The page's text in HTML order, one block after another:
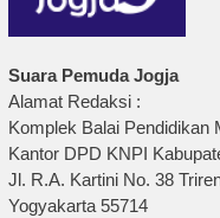
Suara Pemuda Jogja
Alamat Redaksi :
Komplek Balai Pendidikan
Kantor DPD KNPI
Jl. R.A. Kartini No. 38
Yogyakarta 55714